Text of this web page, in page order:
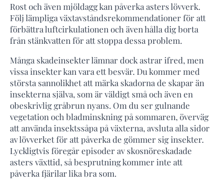
Rost och även mjöldagg kan påverka asters lövverk.
Följ lämpliga växtavståndsrekommendationer för att
förbättra luftcirkulationen och även hålla dig borta
från stänkvatten för att stoppa dessa problem.
Många skadeinsekter lämnar dock astrar ifred, men
vissa insekter kan vara ett besvär. Du kommer med
största sannolikhet att märka skadorna de skapar än
insekterna själva, som är väldigt små och även en
obeskrivlig gråbrun nyans. Om du ser gulnande
vegetation och bladminskning på sommaren, överväg
att använda insektssåpa på växterna, avsluta alla sidor
av lövverket för att påverka de gömmer sig insekter.
Lyckligtvis föregår episoder av skosnöreskadade
asters växttid, så besprutning kommer inte att
påverka fjärilar lika bra som.